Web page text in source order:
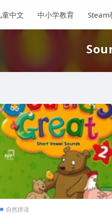
童中文 中小学教育 Steam
自然拼读